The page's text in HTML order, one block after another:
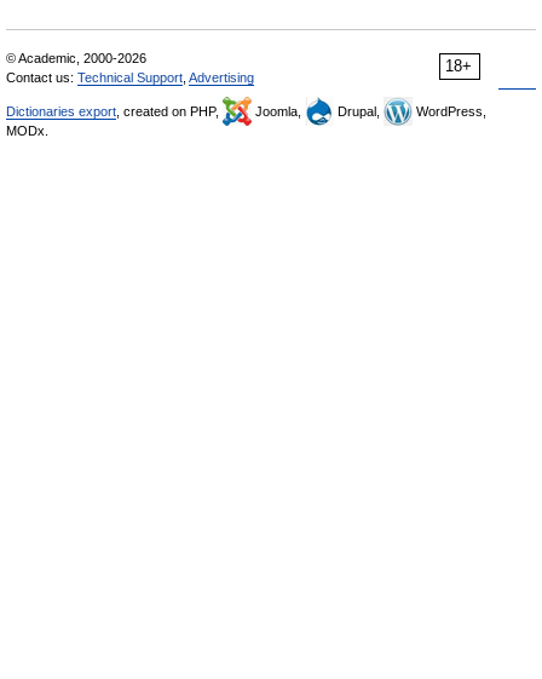
18+
© Academic, 2000-2026
Contact us: Technical Support Advertising
Dictionaries export , created on PHP, Joomla, Drupal,
WordPress,
MODx.